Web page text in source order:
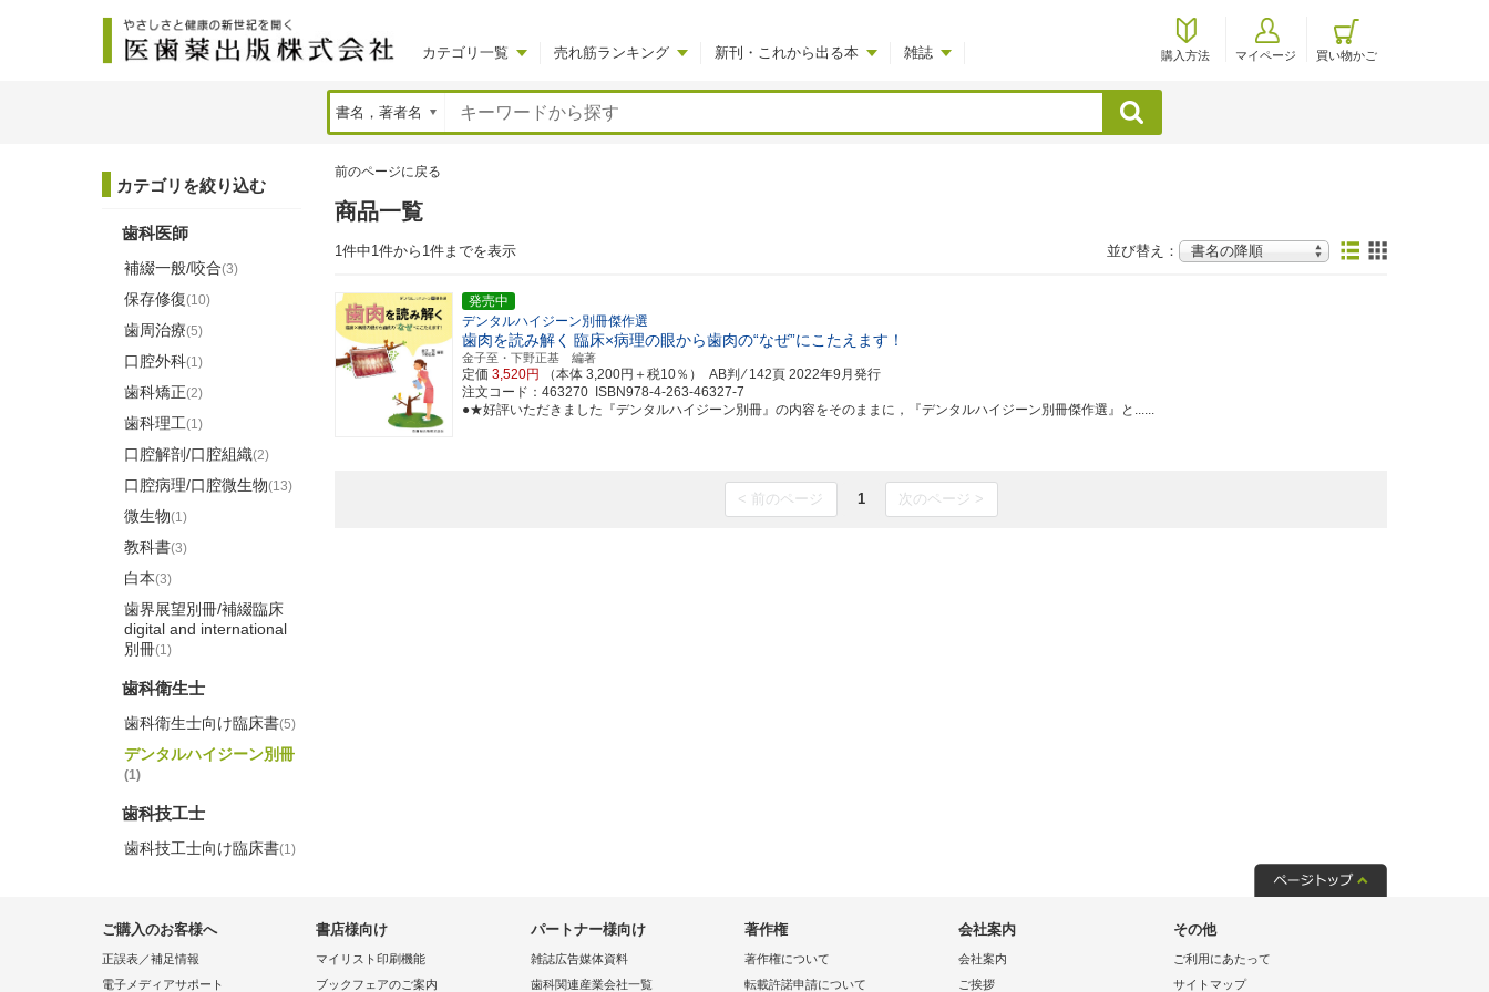
カテゴリ一覧 売れ筋ランキング 新刊・これから出る本 雑誌 購入方法 マイページ 買い物かご
検索
前のページに戻る
商品一覧
1件中1件から1件までを表示 並び替え：
発売中
デンタルハイジーン別冊傑作選
歯肉を読み解く 臨床×病理の眼から歯肉の“なぜ”にこたえます！
金子至・下野正基 編著
定価 3,520円 （本体 3,200円＋税10％） AB判 ⁄ 142頁 2022年9月発行
注文コード：463270 ISBN978-4-263-46327-7
●★好評いただきました『デンタルハイジーン別冊』の内容をそのままに，『デンタルハイジーン別冊傑作選』と......
< 前のページ 1 次のページ >
カテゴリを絞り込む
歯科医師
補綴一般/咬合(3)
保存修復(10)
歯周治療(5)
口腔外科(1)
歯科矯正(2)
歯科理工(1)
口腔解剖/口腔組織(2)
口腔病理/口腔微生物(13)
微生物(1)
教科書(3)
白本(3)
歯界展望別冊/補綴臨床
digital and international
別冊(1)
歯科衛生士
歯科衛生士向け臨床書(5)
デンタルハイジーン別冊
(1)
歯科技工士
歯科技工士向け臨床書(1)
ご購入のお客様へ
正誤表／補足情報
電子メディアサポート
書店様向け
マイリスト印刷機能
ブックフェアのご案内
パートナー様向け
雑誌広告媒体資料
歯科関連産業会社一覧
著作権
著作権について
転載許諾申請について
会社案内
会社案内
ご挨拶
その他
ご利用にあたって
サイトマップ